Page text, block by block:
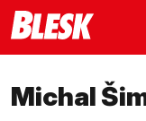
Michal